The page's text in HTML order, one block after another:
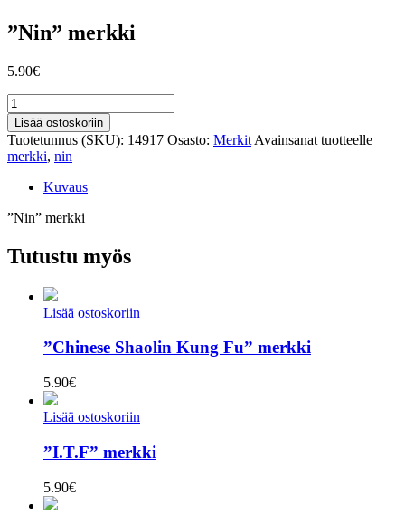
”Nin” merkki
5.90€
"Nin"
merkki
määrä
Lisää ostoskoriin
Tuotetunnus (SKU): 14917 Osasto: Merkit Avainsanat tuotteelle
merkki, nin
Kuvaus
”Nin” merkki
Tutustu myös
Lisää ostoskoriin
”Chinese Shaolin Kung Fu” merkki
5.90€
Lisää ostoskoriin
”I.T.F” merkki
5.90€